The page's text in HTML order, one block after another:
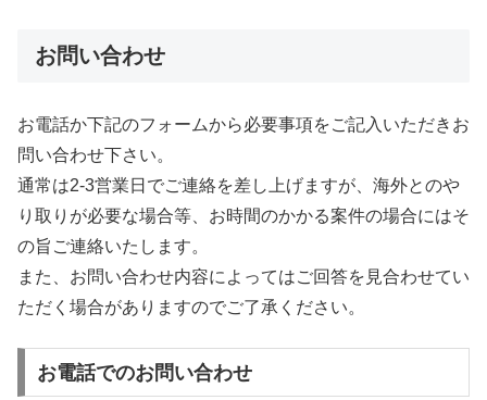
お問い合わせ
お電話か下記のフォームから必要事項をご記入いただきお
問い合わせ下さい。
通常は2-3営業日でご連絡を差し上げますが、海外とのや
り取りが必要な場合等、お時間のかかる案件の場合にはそ
の旨ご連絡いたします。
また、お問い合わせ内容によってはご回答を見合わせてい
ただく場合がありますのでご了承ください。
お電話でのお問い合わせ